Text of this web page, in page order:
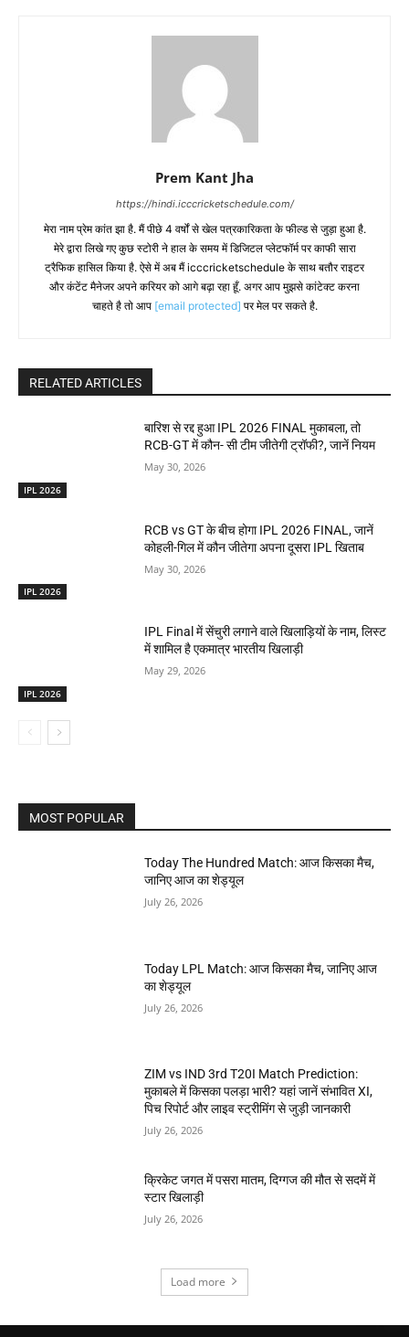
Prem Kant Jha
https://hindi.icccricketschedule.com/
मेरा नाम प्रेम कांत झा है. मैं पीछे 4 वर्षों से खेल पत्रकारिकता के फील्ड से जुड़ा हुआ है.
मेरे द्वारा लिखे गए कुछ स्टोरी ने हाल के समय में डिजिटल प्लेटफॉर्म पर काफी सारा
ट्रैफिक हासिल किया है. ऐसे में अब मैं icccricketschedule के साथ बतौर राइटर
और कंटेंट मैनेजर अपने करियर को आगे बढ़ा रहा हूँ. अगर आप मुझसे कांटेक्ट करना
चाहते है तो आप [email protected] पर मेल पर सकते है.
RELATED ARTICLES
IPL 2026
बारिश से रद्द हुआ IPL 2026 FINAL मुकाबला, तो
RCB-GT में कौन- सी टीम जीतेगी ट्रॉफी?, जानें नियम
May 30, 2026
IPL 2026
RCB vs GT के बीच होगा IPL 2026 FINAL, जानें
कोहली-गिल में कौन जीतेगा अपना दूसरा IPL खिताब
May 30, 2026
IPL 2026
IPL Final में सेंचुरी लगाने वाले खिलाड़ियों के नाम, लिस्ट
में शामिल है एकमात्र भारतीय खिलाड़ी
May 29, 2026
MOST POPULAR
Today The Hundred Match: आज किसका मैच,
जानिए आज का शेड्यूल
July 26, 2026
Today LPL Match: आज किसका मैच, जानिए आज
का शेड्यूल
July 26, 2026
ZIM vs IND 3rd T20I Match Prediction:
मुकाबले में किसका पलड़ा भारी? यहां जानें संभावित XI,
पिच रिपोर्ट और लाइव स्ट्रीमिंग से जुड़ी जानकारी
July 26, 2026
क्रिकेट जगत में पसरा मातम, दिग्गज की मौत से सदमें में
स्टार खिलाड़ी
July 26, 2026
Load more